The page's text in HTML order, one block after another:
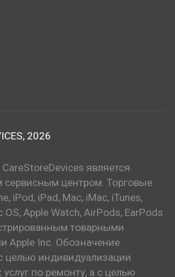
2026
является
сервисным центром. Торговые
iPod, iPad, Mac, iMac, iTunes,
OS, Apple Watch, AirPods, EarPods
товарными
Apple Inc. Обозначение
целью индивидуализации
по ремонту, а с целью